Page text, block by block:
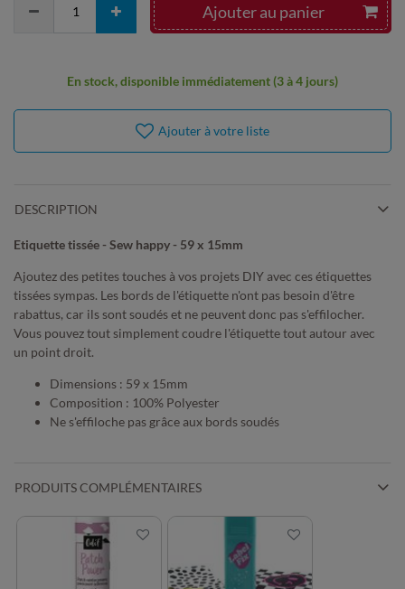
Ajouter au panier
En stock, disponible immédiatement (3 à 4 jours)
Ajouter à votre liste
DESCRIPTION
Etiquette tissée - Sew happy - 59 x 15mm
Ajoutez des petites touches à vos projets DIY avec ces étiquettes
tissées sympas. Les bords de l'étiquette n'ont pas besoin d'être
rabattus, car ils sont soudés et ne peuvent donc pas s'effilocher.
Vous pouvez tout simplement coudre l'étiquette tout autour avec
un point droit.
Dimensions : 59 x 15mm
Composition : 100% Polyester
Ne s'effiloche pas grâce aux bords soudés
PRODUITS COMPLÉMENTAIRES